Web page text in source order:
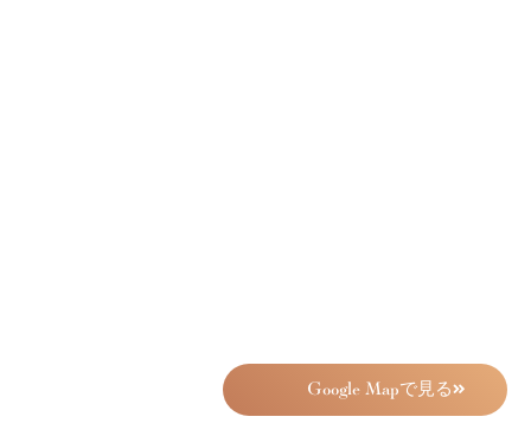
Google Mapで見る